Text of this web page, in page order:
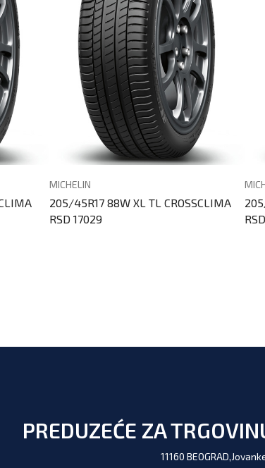
MICHELIN
205/45R17 88W XL TL CROSSCLIMA
RSD 17029
PREDUZEĆE ZA
11160